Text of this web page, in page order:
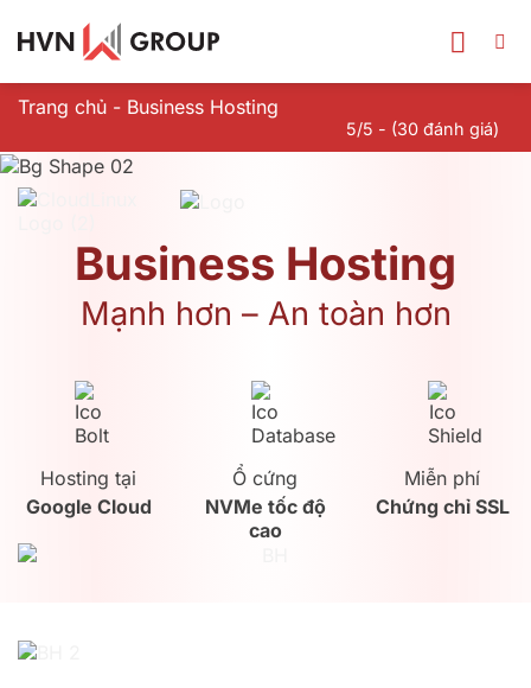
qua
nội
dung
Trang chủ - Business Hosting
5/5 - (30 đánh giá)
Business Hosting
Mạnh hơn – An toàn hơn
Hosting tại
Google Cloud
Ổ cứng
NVMe tốc độ
cao
Miễn phí
Chứng chỉ SSL